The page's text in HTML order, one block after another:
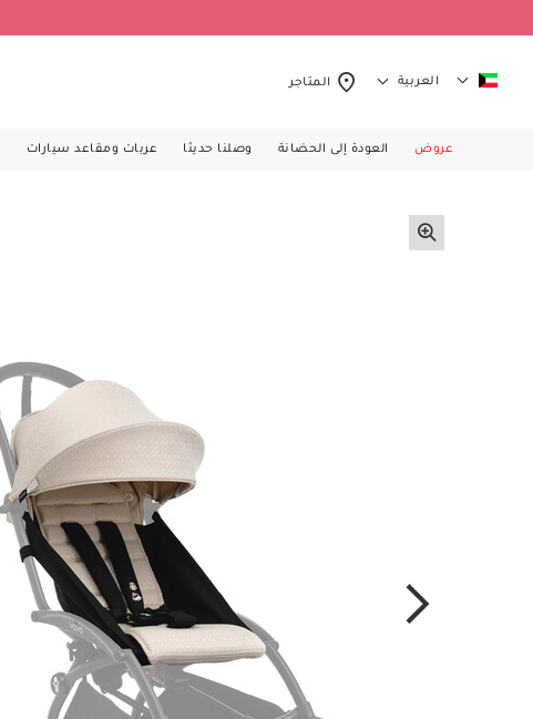
العربية المتاجر
عروض العودة إلى الحضانة وصلنا حديثا عربات ومقاعد سيارات